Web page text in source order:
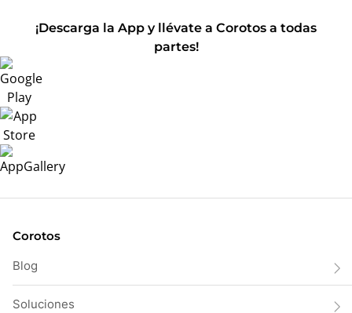
¡Descarga la App y llévate a Corotos a todas
partes!
Corotos
Blog
Soluciones